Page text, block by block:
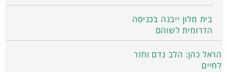
בית מלון ייבנה בכניסה
הדרומית לשוהם
הראל כהן: הלב נדם וחזר
לחיים